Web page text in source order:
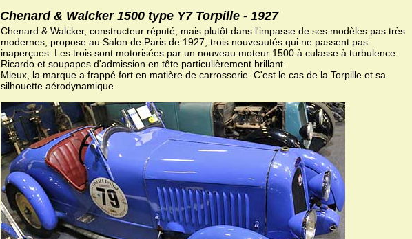
Chenard & Walcker 1500 type Y7 Torpille - 1927
Chenard & Walcker, constructeur réputé, mais plutôt dans l'impasse de ses modèles pas très
modernes, propose au Salon de Paris de 1927, trois nouveautés qui ne passent pas
inaperçues. Les trois sont motorisées par un nouveau moteur 1500 à culasse à turbulence
Ricardo et soupapes d'admission en tête particulièrement brillant.
Mieux, la marque a frappé fort en matière de carrosserie. C'est le cas de la Torpille et sa
silhouette aérodynamique.